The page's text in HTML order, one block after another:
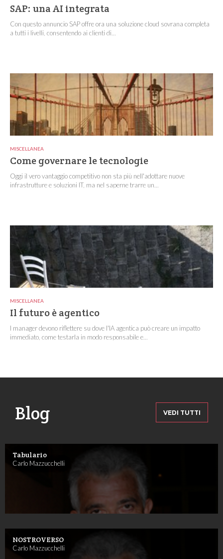
SAP: una AI integrata
Con questo annuncio SAP offre ora una soluzione cloud sovrana completa
a tutti i livelli, consentendo ai clienti di...
MISCELLANEA
Come governare le tecnologie
Oggi il vero vantaggio competitivo non sta più nell'adottare nuove
infrastrutture e soluzioni IT, ma nel saperne trarre un...
MISCELLANEA
Il futuro è agentico
I manager devono riflettere su dove l'IA agentica può creare un impatto
immediato, come testarla in modo responsabile e...
Blog VEDI TUTTI
Tabulario
Carlo Mazzucchelli
NOSTROVERSO
Carlo Mazzucchelli